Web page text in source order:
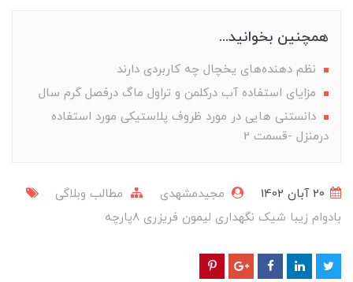
همچنین بخوانید...
نظم دهنده‌های یخچال چه کاربردی دارند
مزایای استفاده آب درکلمن و تراول ماگ درفصل گرم سال
دانستنی هایی در مورد ظروف پلاستیکی مورد استفاده
درمنزل -قسمت 2
مجیدمشهدی
مطالب وبلاگی
بادوام زیبا شیک نگهداری لیمون فریزری 8پارچه